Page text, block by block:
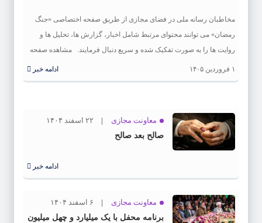
مخاطبان رسانه ملی در فضای مجازی از طریق صفحه اختصاصی «جنگ
رمضان» می توانند محتوای مرتبط شامل اخبار، گزارش ها، تحلیل ها و
روایت ها را به صورت تفکیک شده و سریع دنبال فرمایند. مشاهده صفحه
اختصاصی جنگ رمضان در تلوبیون۱ فروردین ۱۴۰۵ ادامه خبر
معاونت مجازی
۲۲ اسفند ۱۴۰۴
صالح بعد صالح
ادامه خبر
معاونت مجازی
۶ اسفند ۱۴۰۴
برنامه محفل با یک میلیارد و چهل میلیون